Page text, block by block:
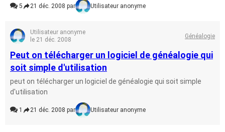
5 21 déc. 2008 par Utilisateur anonyme
Utilisateur anonyme
le 21 déc. 2008
Généalogie
Peut on télécharger un logiciel de généalogie qui
soit simple d'utilisation
peut on télécharger un logiciel de généalogie qui soit simple
d'utilisation
1 21 déc. 2008 par Utilisateur anonyme